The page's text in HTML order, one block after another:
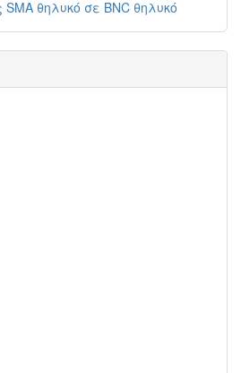
θηλυκό σε BNC θηλυκό